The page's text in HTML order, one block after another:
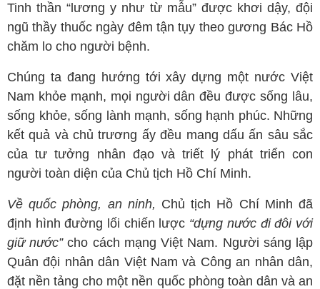
Tinh thần “lương y như từ mẫu” được khơi dậy, đội
ngũ thầy thuốc ngày đêm tận tụy theo gương Bác Hồ
chăm lo cho người bệnh.
Chúng ta đang hướng tới xây dựng một nước Việt
Nam khỏe mạnh, mọi người dân đều được sống lâu,
sống khỏe, sống lành mạnh, sống hạnh phúc. Những
kết quả và chủ trương ấy đều mang dấu ấn sâu sắc
của tư tưởng nhân đạo và triết lý phát triển con
người toàn diện của Chủ tịch Hồ Chí Minh.
Về quốc phòng, an ninh, Chủ tịch Hồ Chí Minh đã
định hình đường lối chiến lược “dựng nước đi đôi với
giữ nước”cho cách mạng Việt Nam. Người sáng lập
Quân đội nhân dân Việt Nam và Công an nhân dân,
đặt nền tảng cho một nền quốc phòng toàn dân và an